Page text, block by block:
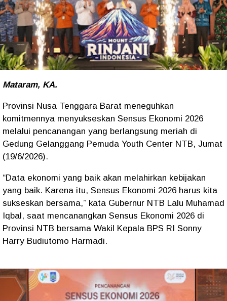
Mataram, KA.
Provinsi Nusa Tenggara Barat meneguhkan
komitmennya menyukseskan Sensus Ekonomi 2026
melalui pencanangan yang berlangsung meriah di
Gedung Gelanggang Pemuda Youth Center NTB, Jumat
(19/6/2026).
“Data ekonomi yang baik akan melahirkan kebijakan
yang baik. Karena itu, Sensus Ekonomi 2026 harus kita
sukseskan bersama,” kata Gubernur NTB Lalu Muhamad
Iqbal, saat mencanangkan Sensus Ekonomi 2026 di
Provinsi NTB bersama Wakil Kepala BPS RI Sonny
Harry Budiutomo Harmadi.